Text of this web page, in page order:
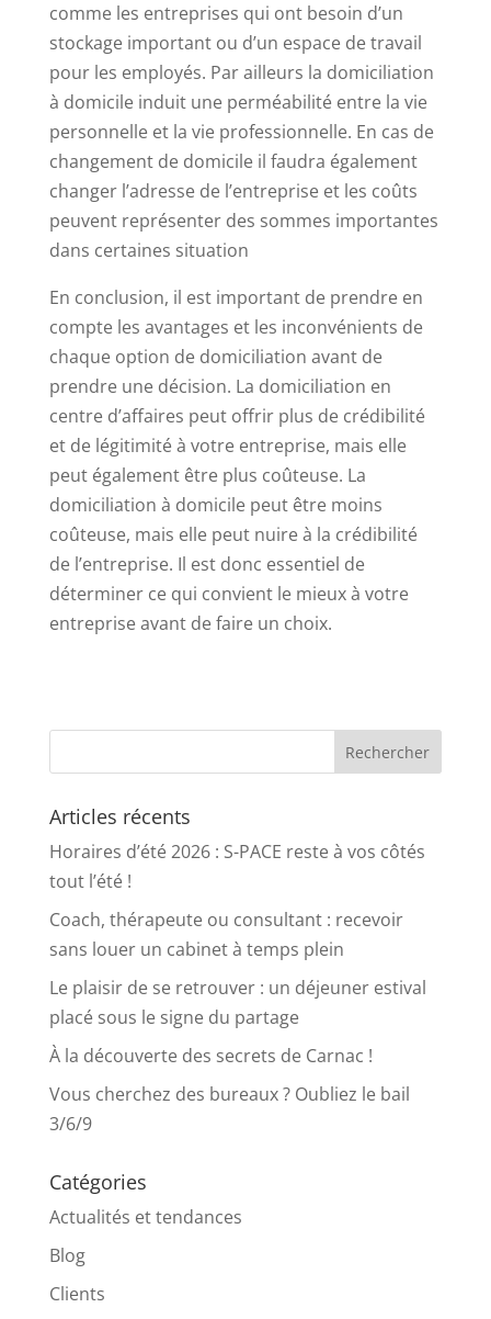
comme les entreprises qui ont besoin d’un
stockage important ou d’un espace de travail
pour les employés. Par ailleurs la domiciliation
à domicile induit une perméabilité entre la vie
personnelle et la vie professionnelle. En cas de
changement de domicile il faudra également
changer l’adresse de l’entreprise et les coûts
peuvent représenter des sommes importantes
dans certaines situation
En conclusion, il est important de prendre en
compte les avantages et les inconvénients de
chaque option de domiciliation avant de
prendre une décision. La domiciliation en
centre d’affaires peut offrir plus de crédibilité
et de légitimité à votre entreprise, mais elle
peut également être plus coûteuse. La
domiciliation à domicile peut être moins
coûteuse, mais elle peut nuire à la crédibilité
de l’entreprise. Il est donc essentiel de
déterminer ce qui convient le mieux à votre
entreprise avant de faire un choix.
Articles récents
Horaires d’été 2026 : S-PACE reste à vos côtés
tout l’été !
Coach, thérapeute ou consultant : recevoir
sans louer un cabinet à temps plein
Le plaisir de se retrouver : un déjeuner estival
placé sous le signe du partage
À la découverte des secrets de Carnac !
Vous cherchez des bureaux ? Oubliez le bail
3/6/9
Catégories
Actualités et tendances
Blog
Clients